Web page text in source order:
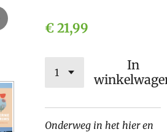
€ 21,99
In
Onderweg in het hier en